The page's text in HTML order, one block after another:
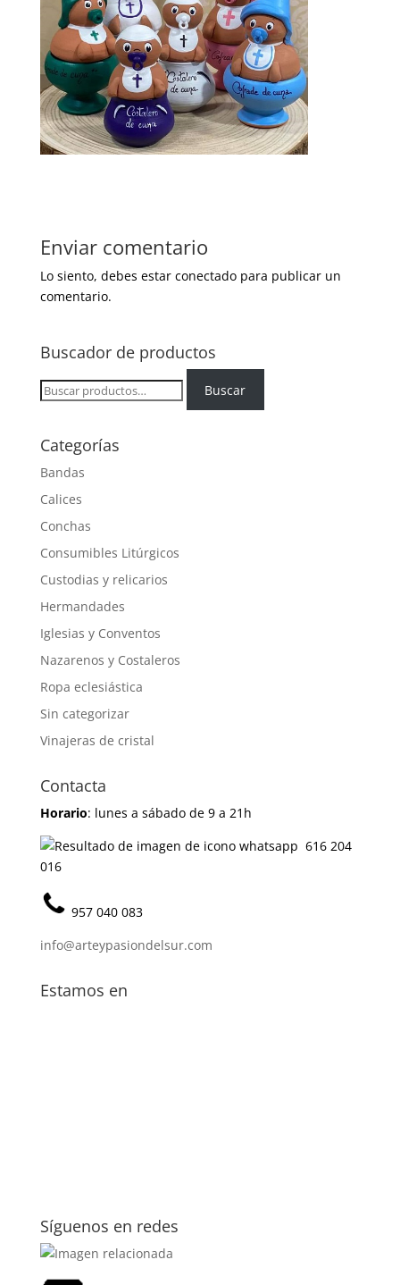
Enviar comentario
Lo siento, debes estar conectadopara publicar un
comentario.
Buscador de productos
Buscar
por:
Buscar
Categorías
Bandas
Calices
Conchas
Consumibles Litúrgicos
Custodias y relicarios
Hermandades
Iglesias y Conventos
Nazarenos y Costaleros
Ropa eclesiástica
Sin categorizar
Vinajeras de cristal
Contacta
Horario: lunes a sábado de 9 a 21h
616 204
016
957 040 083
info@arteypasiondelsur.com
Estamos en
Síguenos en redes